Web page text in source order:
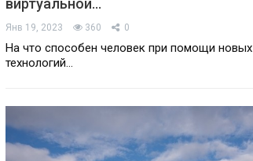
виртуальной…
Янв 19, 2023 360 0
На что способен человек при помощи новых
технологий…